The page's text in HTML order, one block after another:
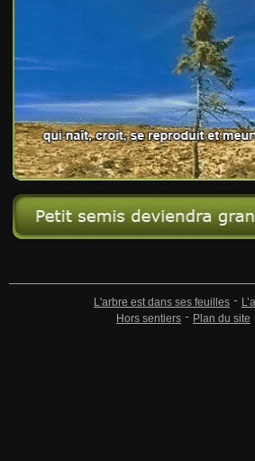
L'arbre est dans ses feuilles
Hors sentiers
Plan du site